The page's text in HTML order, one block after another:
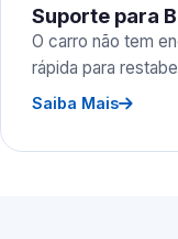
Suporte para
O carro não tem
rápida para
Saiba Mais